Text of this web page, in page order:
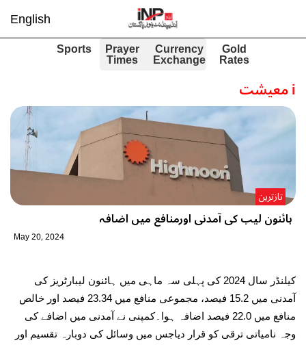
English
Gold
Rates
Currency
Exchange
Prayer
Times
Sports
iمعیشت
ہائنون لیب کی آمدنی اورمنافع میں اضافہ
تازترین
May 20, 2024
کیلنڈر سال 2024 کی پہلی سہ ماہی میں ہائنون لیبارٹریز کی
آمدنی میں 15.2 فیصد، مجموعی منافع میں 23.34 فیصد اور خالص
منافع میں 22.0 فیصد اضافہ ہوا۔کمپنی نے آمدنی میں اضافے کی
وجہ نامیاتی ترقی کو قرار دیاجس میں وسائل کی دوبارہ تقسیم اور